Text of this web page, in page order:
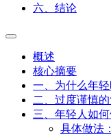
六、结论
概述
核心摘要
一、为什么年
二、过度谨慎
三、年轻人如
具体做法：